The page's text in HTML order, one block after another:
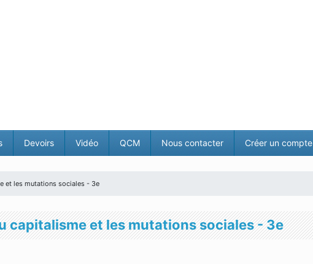
Devoirs Vidéo QCM Nous contacter Créer un compte
et les mutations sociales - 3e
capitalisme et les mutations sociales - 3e